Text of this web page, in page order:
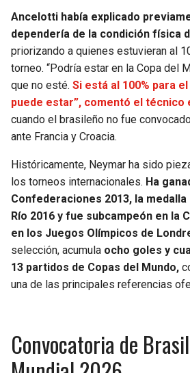
Ancelotti había explicado
dependería de la condición física
priorizando a quienes estuvieran al
torneo. “Podría estar en la Copa del
que no esté. Si está al 100% para
puede estar”, comentó el técnico
cuando el brasileño no fue
ante Francia y Croacia.
Históricamente, Neymar ha sido
los torneos internacionales. Ha
Confederaciones 2013, la
Río 2016 y fue subcampeón en la
en los Juegos Olímpicos de
selección, acumula ocho goles y
13 partidos de Copas del Mundo,
una de las principales referencias
Convocatoria de